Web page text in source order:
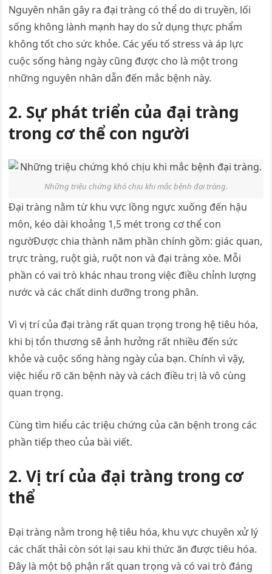
Nguyên nhân gây ra đại tràng có thể do di truyền, lối
sống không lành mạnh hay do sử dụng thực phẩm
không tốt cho sức khỏe. Các yếu tố stress và áp lực
cuộc sống hàng ngày cũng được cho là một trong
những nguyên nhân dẫn đến mắc bệnh này.
2. Sự phát triển của đại tràng
trong cơ thể con người
Những triệu chứng khó chịu khi mắc bệnh đại tràng.
Đại tràng nằm từ khu vực lồng ngực xuống đến hậu
môn, kéo dài khoảng 1,5 mét trong cơ thể con
ngườĐược chia thành năm phần chính gồm: giác quan,
trực tràng, ruột già, ruột non và đại tràng xòe. Mỗi
phần có vai trò khác nhau trong việc điều chỉnh lượng
nước và các chất dinh dưỡng trong phân.
Vì vị trí của đại tràng rất quan trọng trong hệ tiêu hóa,
khi bị tổn thương sẽ ảnh hưởng rất nhiều đến sức
khỏe và cuộc sống hàng ngày của bạn. Chính vì vậy,
việc hiểu rõ căn bệnh này và cách điều trị là vô cùng
quan trọng.
Cùng tìm hiểu các triệu chứng của căn bệnh trong các
phần tiếp theo của bài viết.
2. Vị trí của đại tràng trong cơ
thể
Đại tràng nằm trong hệ tiêu hóa, khu vực chuyên xử lý
các chất thải còn sót lại sau khi thức ăn được tiêu hóa.
Đây là một bộ phận rất quan trọng và có vai trò đáng